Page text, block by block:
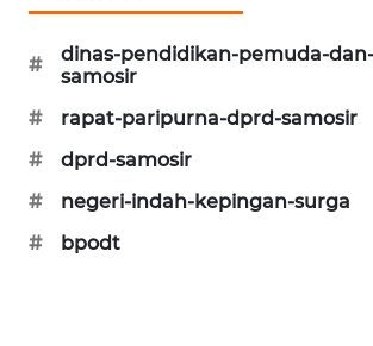
#
dinas-pendidikan-pemuda-
samosir
#
rapat-paripurna-dprd-samosir
#
dprd-samosir
#
negeri-indah-kepingan-surga
#
bpodt